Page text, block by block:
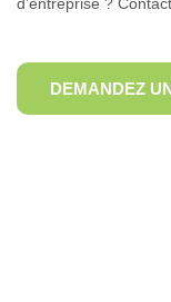
DEMANDEZ